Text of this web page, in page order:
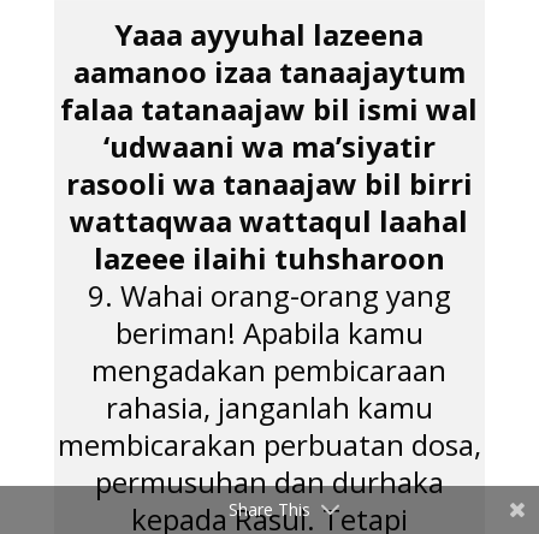
Yaaa ayyuhal lazeena
aamanoo izaa tanaajaytum
falaa tatanaajaw bil ismi wal
‘udwaani wa ma’siyatir
rasooli wa tanaajaw bil birri
wattaqwaa wattaqul laahal
lazeee ilaihi tuhsharoon
9. Wahai orang-orang yang
beriman! Apabila kamu
mengadakan pembicaraan
rahasia, janganlah kamu
membicarakan perbuatan dosa,
permusuhan dan durhaka
kepada Rasul. Tetapi
Share This